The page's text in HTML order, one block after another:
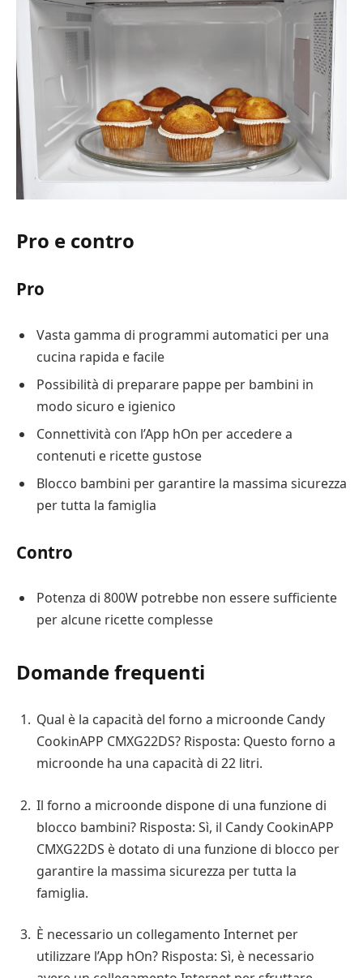
Pro e contro
Pro
Vasta gamma di programmi automatici per una
cucina rapida e facile
Possibilità di preparare pappe per bambini in
modo sicuro e igienico
Connettività con l’App hOn per accedere a
contenuti e ricette gustose
Blocco bambini per garantire la massima sicurezza
per tutta la famiglia
Contro
Potenza di 800W potrebbe non essere sufficiente
per alcune ricette complesse
Domande frequenti
Qual è la capacità del forno a microonde Candy
CookinAPP CMXG22DS? Risposta: Questo forno a
microonde ha una capacità di 22 litri.
Il forno a microonde dispone di una funzione di
blocco bambini? Risposta: Sì, il Candy CookinAPP
CMXG22DS è dotato di una funzione di blocco per
garantire la massima sicurezza per tutta la
famiglia.
È necessario un collegamento Internet per
utilizzare l’App hOn? Risposta: Sì, è necessario